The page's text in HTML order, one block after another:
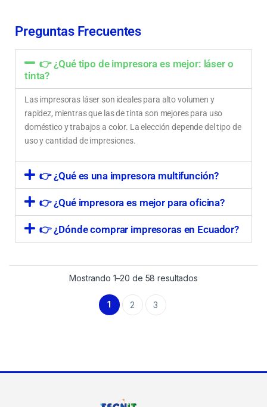
Preguntas Frecuentes
👉 ¿Qué tipo de impresora es mejor: láser o
tinta?
Las impresoras láser son ideales para alto volumen y
rapidez, mientras que las de tinta son mejores para uso
doméstico y trabajos a color. La elección depende del tipo de
uso y cantidad de impresiones.
👉 ¿Qué es una impresora multifunción?
👉 ¿Qué impresora es mejor para oficina?
👉 ¿Dónde comprar impresoras en Ecuador?
Mostrando 1–20 de 58 resultados
1 2 3